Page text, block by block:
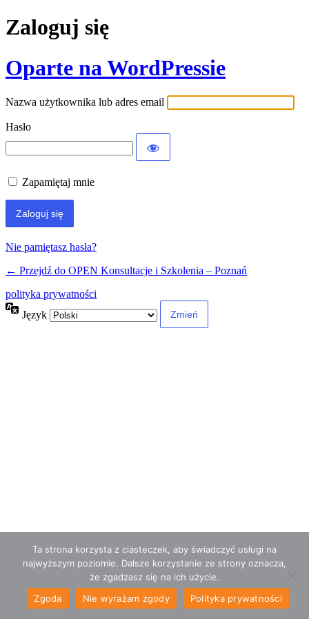
Zaloguj się
Oparte na WordPressie
Nazwa użytkownika lub adres email
Hasło
Zapamiętaj mnie
Nie pamiętasz hasła?
← Przejdź do OPEN Konsultacje i Szkolenia – Poznań
polityka prywatności
Język
Ta strona korzysta z ciasteczek, aby świadczyć usługi na
najwyższym poziomie. Dalsze korzystanie ze strony oznacza,
że zgadzasz się na ich użycie.
Zgoda
Nie wyrażam zgody Polityka prywatności